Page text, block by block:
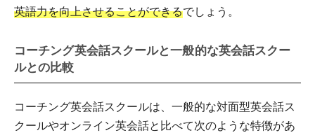
英語力を向上させることができるでしょう。
コーチング英会話スクールと一般的な英会話スクー
ルとの比較
コーチング英会話スクールは、一般的な対面型英会話ス
クールやオンライン英会話と比べて次のような特徴があ